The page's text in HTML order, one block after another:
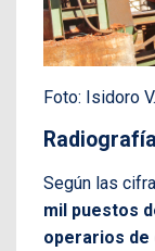
Foto: Isidoro V.
Según las
mil puestos
operarios